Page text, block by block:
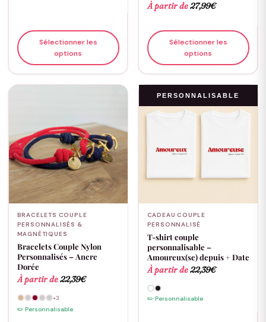
Sélectionner les
options
À partir de27,99€
Sélectionner les
options
BRACELETS COUPLE
PERSONNALISÉS &
MAGNÉTIQUES
Bracelets Couple Nylon
Personnalisés – Ancre
Dorée
À partir de22,39€
+3
✏️ Personnalisable
PERSONNALISABLE
CADEAU COUPLE
PERSONNALISÉ
T-shirt couple
personnalisable –
Amoureux(se) depuis + Date
À partir de22,39€
✏️ Personnalisable